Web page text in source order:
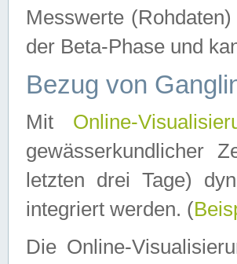
Messwerte
der Beta-Phase und
Bezug von
Mit Online-
gewässerkundlicher
letzten drei Tage)
integriert werden. (
Die Online-